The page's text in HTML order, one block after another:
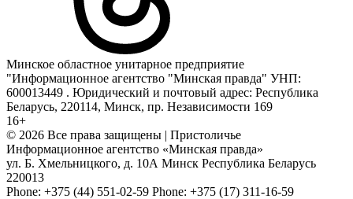
Минское областное унитарное предприятие
"Информационное агентство "Минская правда" УНП:
600013449 . Юридический и почтовый адрес: Республика
Беларусь, 220114, Минск, пр. Независимости 169
16+
© 2026 Все права защищены | Пристоличье
Информационное агентство «Минская правда»
ул. Б. Хмельницкого, д. 10А Минск Республика Беларусь
220013
Phone: +375 (44) 551-02-59 Phone: +375 (17) 311-16-59